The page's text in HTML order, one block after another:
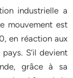
industrielle a
mouvement est
en réaction aux
S’il devient
grâce à sa